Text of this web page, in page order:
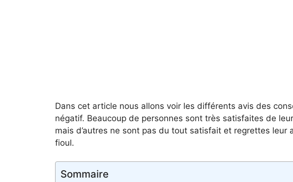
Dans cet article nous allons voir les différents avis des
négatif. Beaucoup de personnes sont très satisfaites de
mais d’autres ne sont pas du tout satisfait et regrettes leur
fioul.
Sommaire